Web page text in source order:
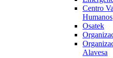
Centro
Humanos
Osatek
Alavesa